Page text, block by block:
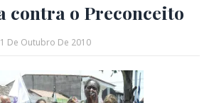
contra o Preconceito
1 De Outubro De 2010